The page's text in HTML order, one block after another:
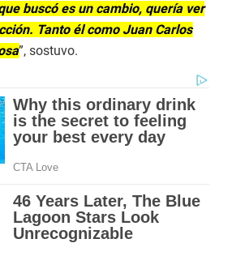
buscó es un cambio, quería ver
Tanto él como Juan Carlos
”, sostuvo.